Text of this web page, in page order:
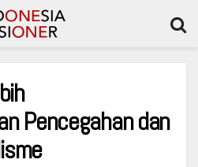
Pencegahan dan